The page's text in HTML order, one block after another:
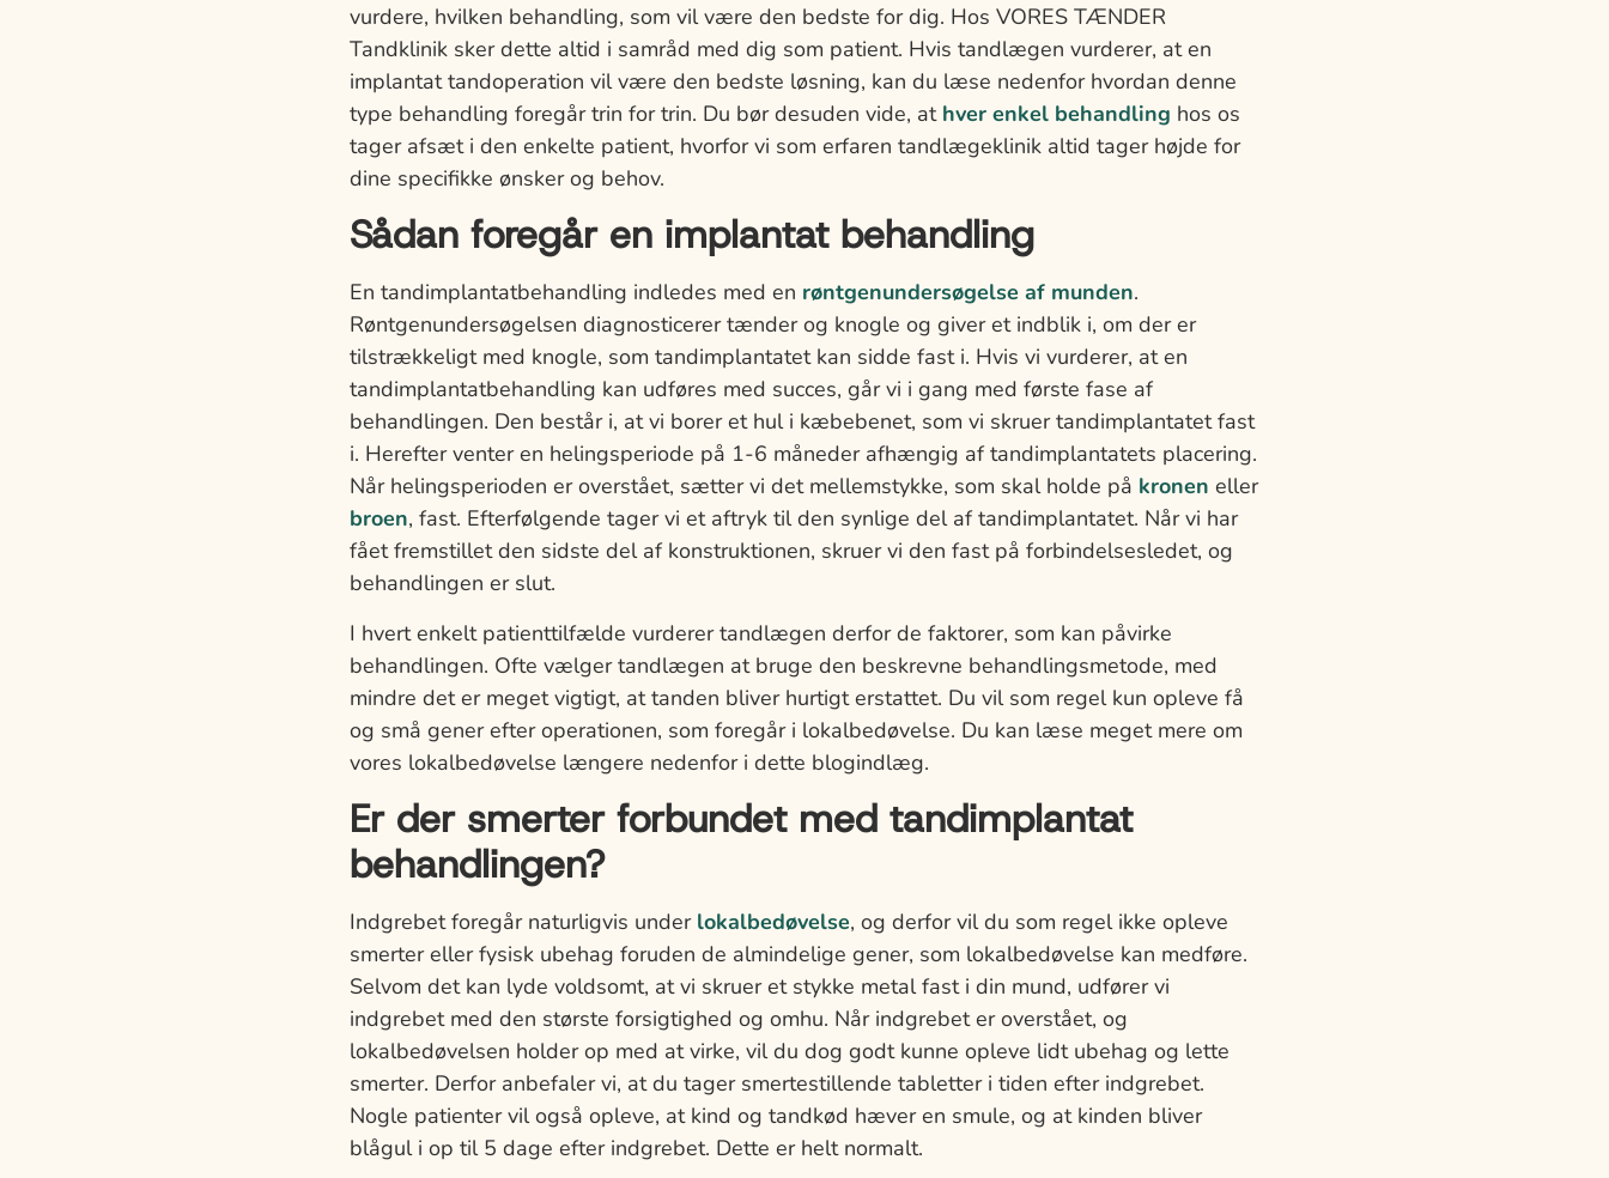
vurdere, hvilken behandling, som vil være den bedste for dig. Hos VORES TÆNDER
Tandklinik sker dette altid i samråd med dig som patient. Hvis tandlægen vurderer, at en
implantat tandoperation vil være den bedste løsning, kan du læse nedenfor hvordan denne
type behandling foregår trin for trin. Du bør desuden vide, at hver enkel behandling hos os
tager afsæt i den enkelte patient, hvorfor vi som erfaren tandlægeklinik altid tager højde for
dine specifikke ønsker og behov.
Sådan foregår en implantat behandling
En tandimplantatbehandling indledes med en røntgenundersøgelse af munden.
Røntgenundersøgelsen diagnosticerer tænder og knogle og giver et indblik i, om der er
tilstrækkeligt med knogle, som tandimplantatet kan sidde fast i. Hvis vi vurderer, at en
tandimplantatbehandling kan udføres med succes, går vi i gang med første fase af
behandlingen. Den består i, at vi borer et hul i kæbebenet, som vi skruer tandimplantatet fast
i. Herefter venter en helingsperiode på 1-6 måneder afhængig af tandimplantatets placering.
Når helingsperioden er overstået, sætter vi det mellemstykke, som skal holde på kronen eller
broen, fast. Efterfølgende tager vi et aftryk til den synlige del af tandimplantatet. Når vi har
fået fremstillet den sidste del af konstruktionen, skruer vi den fast på forbindelsesledet, og
behandlingen er slut.
I hvert enkelt patienttilfælde vurderer tandlægen derfor de faktorer, som kan påvirke
behandlingen. Ofte vælger tandlægen at bruge den beskrevne behandlingsmetode, med
mindre det er meget vigtigt, at tanden bliver hurtigt erstattet. Du vil som regel kun opleve få
og små gener efter operationen, som foregår i lokalbedøvelse. Du kan læse meget mere om
vores lokalbedøvelse længere nedenfor i dette blogindlæg.
Er der smerter forbundet med tandimplantat
behandlingen?
Indgrebet foregår naturligvis under lokalbedøvelse, og derfor vil du som regel ikke opleve
smerter eller fysisk ubehag foruden de almindelige gener, som lokalbedøvelse kan medføre.
Selvom det kan lyde voldsomt, at vi skruer et stykke metal fast i din mund, udfører vi
indgrebet med den største forsigtighed og omhu. Når indgrebet er overstået, og
lokalbedøvelsen holder op med at virke, vil du dog godt kunne opleve lidt ubehag og lette
smerter. Derfor anbefaler vi, at du tager smertestillende tabletter i tiden efter indgrebet.
Nogle patienter vil også opleve, at kind og tandkød hæver en smule, og at kinden bliver
blågul i op til 5 dage efter indgrebet. Dette er helt normalt.